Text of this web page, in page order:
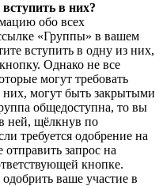
в них?
обо всех
«Группы» в вашем
вступить в одну из них,
Однако не все
могут требовать
них, могут быть закрытыми
общедоступна, то вы
ней, щёлкнув по
требуется одобрение на
запрос на
кнопке.
ваше участие в